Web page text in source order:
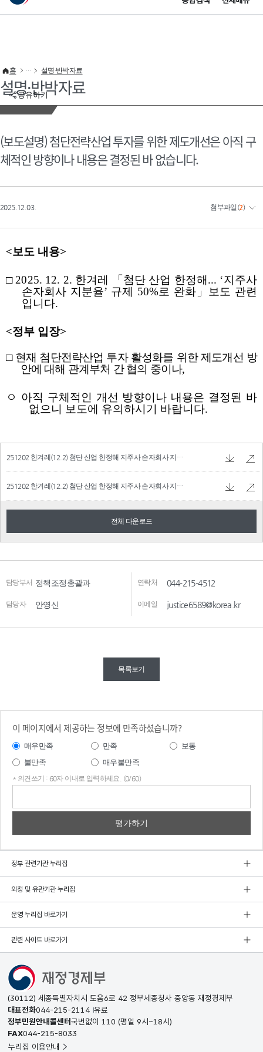
이 누리집은 대한민국 공식 전자정부 누리집입니다.
공유하기
홈 설명·반박자료
설명·반박자료
(보도설명) 첨단전략산업 투자를 위한 제도개선은 아직 구
체적인 방향이나 내용은 결정된 바 없습니다.
2025.12.03. 첨부파일 (2)
251202 한겨레(12.2) 첨단 산업 한정해 지주사 손자회사 지분율 규제 완화 관련.pdf
251202 한겨레(12.2) 첨단 산업 한정해 지주사 손자회사 지분율 규제 완화 관련.hwpx
전체 다운로드
담당부서 정책조정총괄과 연락처 044-215-4512
담당자 안영신 이메일 justice6589@korea.kr
목록보기
이 페이지에서 제공하는 정보에 만족하셨습니까?
매우만족 만족
보통
불만족
매우불만족
* 의견쓰기 : 60자 이내로 입력하세요. (0/60)
정부 관련기관 누리집
외청 및 유관기관 누리집
운영 누리집 바로가기
관련 사이트 바로가기
(30112) 세종특별자치시 도움6로 42 정부세종청사 중앙동 재정경제부
대표전화044-215-2114 유료
정부민원안내콜센터국번없이 110 (평일 9시~18시)
FAX044-215-8033
누리집 이용안내